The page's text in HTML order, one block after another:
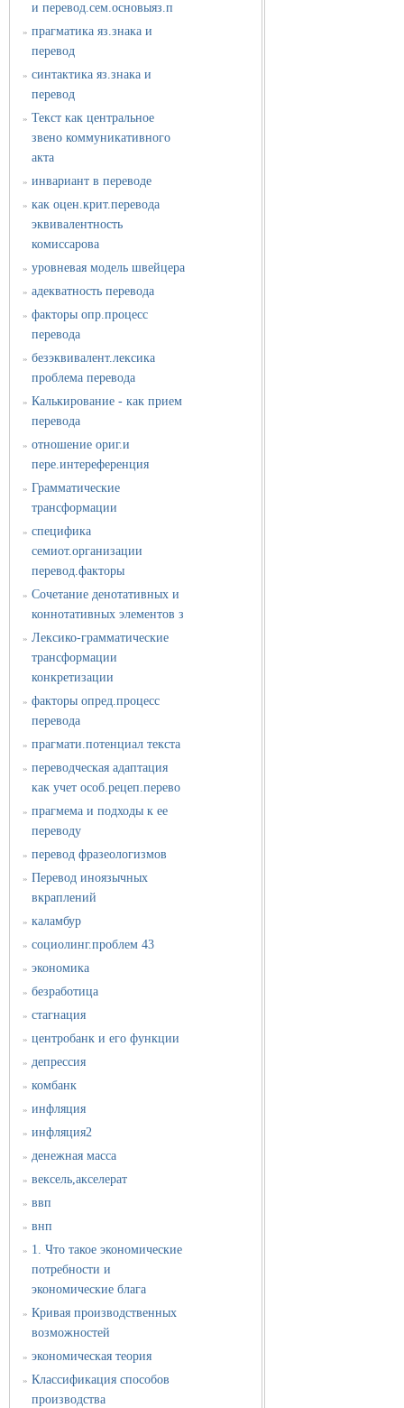
и перевод.сем.основыяз.п
» прагматика яз.знака и
перевод
» синтактика яз.знака и
перевод
» Текст как центральное
звено коммуникативного
акта
» инвариант в переводе
» как оцен.крит.перевода
эквивалентность
комиссарова
» уровневая модель швейцера
» адекватность перевода
» факторы опр.процесс
перевода
» безэквивалент.лексика
проблема перевода
» Калькирование - как прием
перевода
» отношение ориг.и
пере.интереференция
» Грамматические
трансформации
» специфика
семиот.организации
перевод.факторы
» Сочетание денотативных и
коннотативных элементов з
» Лексико-грамматические
трансформации
конкретизации
» факторы опред.процесс
перевода
» прагмати.потенциал текста
» переводческая адаптация
как учет особ.рецеп.перево
» прагмема и подходы к ее
переводу
» перевод фразеологизмов
» Перевод иноязычных
вкраплений
» каламбур
» социолинг.проблем 43
» экономика
» безработица
» стагнация
» центробанк и его функции
» депрессия
» комбанк
» инфляция
» инфляция2
» денежная масса
» вексель,акселерат
» ввп
» внп
» 1. Что такое экономические
потребности и
экономические блага
» Кривая производственных
возможностей
» экономическая теория
» Классификация способов
производства